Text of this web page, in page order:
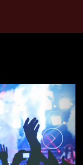
n
v
g